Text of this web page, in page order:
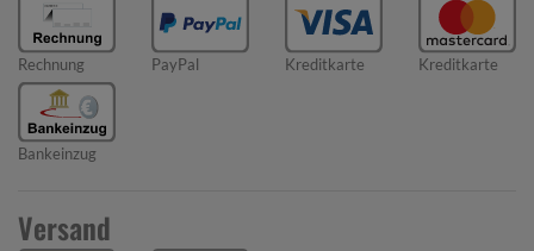
Rechnung PayPal Kreditkarte Kreditkarte
Bankeinzug
Versand